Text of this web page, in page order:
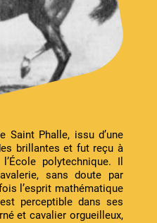
Saint Phalle, issu d’une
brillantes et fut reçu à
polytechnique. Il
sans doute par
l’esprit mathématique
perceptible dans ses
et cavalier orgueilleux,